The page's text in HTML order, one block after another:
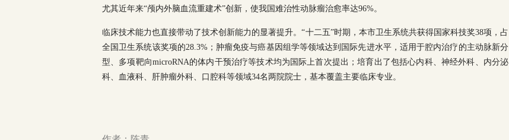
尤其近年来“颅内外脑血流重建术”创新，使我国难治性动脉瘤治愈率达96%。
临床技术能力也直接带动了技术创新能力的显著提升。“十二五”时期，本市卫生系统共获得国家科技奖38项，占
全国卫生系统该奖项的28.3%；肿瘤免疫与癌基因组学等领域达到国际先进水平，适用于腔内治疗的主动脉新分
型、多项靶向microRNA的体内干预治疗等技术均为国际上首次提出；培育出了包括心内科、神经外科、内分泌
科、血液科、肝肿瘤外科、口腔科等领域34名两院院士，基本覆盖主要临床专业。